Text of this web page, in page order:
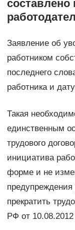
составлено
Заявление об
работником
последнего
работника и
Такая
единственным
трудового
инициатива
форме и не
прекратить
РФ от